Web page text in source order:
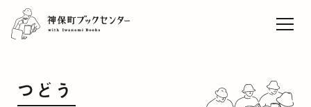
EVENT
Sun
楽」vol.9 松藤量平
つどう